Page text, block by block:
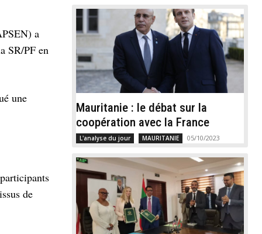
a
SR/PF en
une
de
Mauritanie : le débat sur la
coopération avec la France
L'analyse du jour MAURITANIE 05/10/2023